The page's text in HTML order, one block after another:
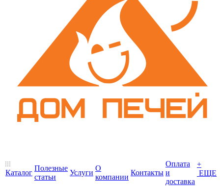
Каталог
Полезные
статьи
Услуги
О
компании
Контакты
Оплата
и
доставка
+
ЕЩЕ